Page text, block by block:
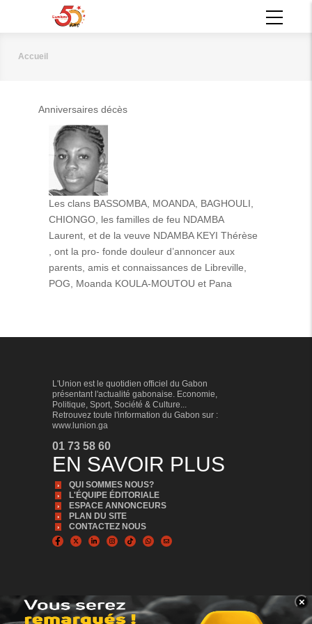
principal
Fil
Accueil
Anniversaires décès
Les clans BASSOMBA, MOANDA, BAGHOULI,
CHIONGO, les familles de feu NDAMBA
Laurent, et de la veuve NDAMBA KEYI Thérèse
, ont la pro- fonde douleur d’annoncer aux
parents, amis et connaissances de Libreville,
POG, Moanda KOULA-MOUTOU et Pana
BANNER_BAS
×
L'Union est le quotidien officiel du Gabon
présentant l'actualité gabonaise. Economie,
Politique, Sport, Société & Culture...
Retrouvez toute l'information du Gabon sur :
www.lunion.ga
01 73 58 60
EN SAVOIR PLUS
QUI SOMMES NOUS?
L'ÉQUIPE ÉDITORIALE
ESPACE ANNONCEURS
PLAN DU SITE
CONTACTEZ NOUS
© Copyright 2024, Tous droits réservés | L'Union est édité par la Sonapresse